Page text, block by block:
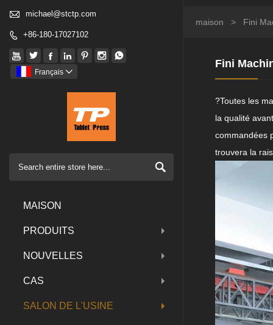
 michael@stctp.com
 +86-180-17027102
     

Français 

MAISON
PRODUITS
NOUVELLES
CAS
SALON DE L'USINE
maison > Fini
Fini
?Toutes les
la qualité
commandées
trouvera la